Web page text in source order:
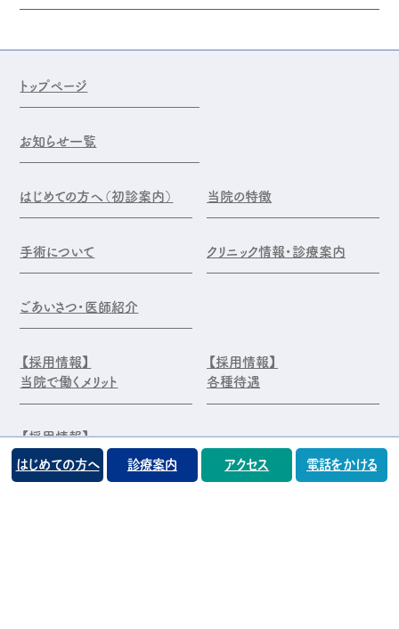
トップページ
お知らせ一覧
はじめての方へ（初診案内） 当院の特徴
手術について クリニック情報・診療案内
ごあいさつ・医師紹介
【採用情報】
当院で働くメリット
【採用情報】
各種待遇
【採用情報】
エントリー・お問合せ
はじめての方へ 診療案内 アクセス 電話をかける